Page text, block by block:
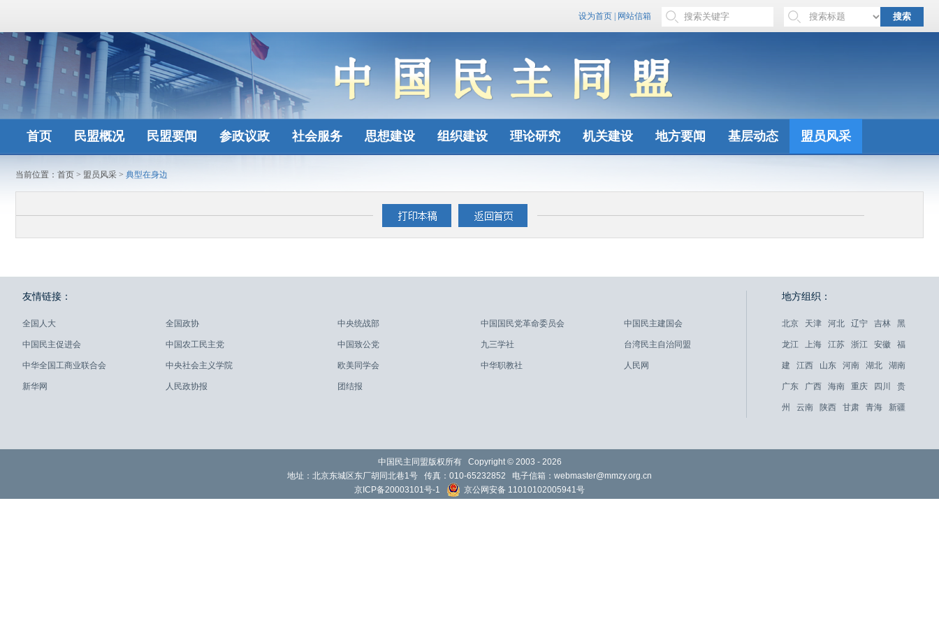
设为首页 网站信箱 搜索
首页 民盟概况 民盟要闻 参政议政 社会服务 思想建设 组织建设 理论研究 机关建设 地方要闻 基层动态 盟员风采
当前位置： 首页 > 盟员风采 > 典型在身边
友情链接：
全国人大
中国民主促进会
中华全国工商业联合会
新华网
全国政协
中国农工民主党
中央社会主义学院
人民政协报
中央统战部
中国致公党
欧美同学会
团结报
中国国民党革命委员会
九三学社
中华职教社
中国民主建国会
台湾民主自治同盟
人民网
地方组织：
北京 天津 河北 辽宁 吉林 黑
龙江 上海 江苏 浙江 安徽 福
建 江西 山东 河南 湖北 湖南
广东 广西 海南 重庆 四川 贵
州 云南 陕西 甘肃 青海 新疆
中国民主同盟版权所有 Copyright © 2003 - 2026
地址：北京东城区东厂胡同北巷1号 传真：010-65232852 电子信箱： webmaster@mmzy.org.cn
京ICP备20003101号-1
京公网安备 11010102005941号